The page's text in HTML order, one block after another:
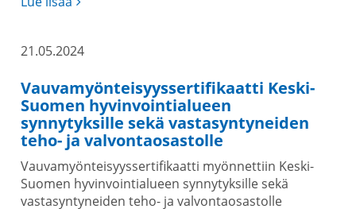
21.05.2024
Vauvamyönteisyyssertifikaatti Keski-
Suomen hyvinvointialueen
synnytyksille sekä vastasyntyneiden
teho- ja valvontaosastolle
Vauvamyönteisyyssertifikaatti myönnettiin Keski-
Suomen hyvinvointialueen synnytyksille sekä
vastasyntyneiden teho- ja valvontaosastolle